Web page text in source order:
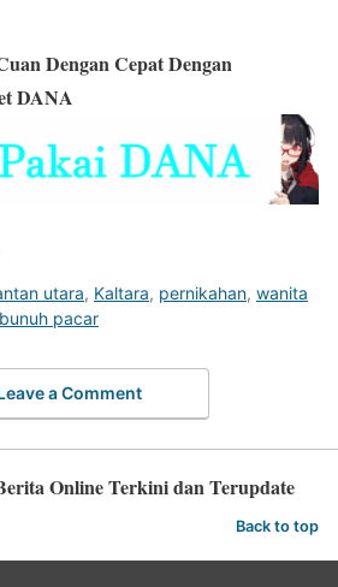
Dengan Cepat Dengan
DANA
utara, Kaltara, pernikahan, wanita
pacar
a Comment
Online Terkini dan Terupdate
Back to top